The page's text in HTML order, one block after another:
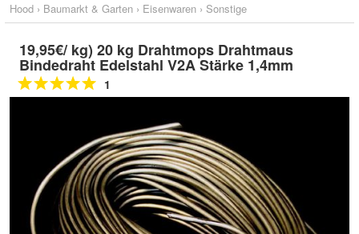
Hood › Baumarkt & Garten › Eisenwaren › Sonstige
19,95€/ kg) 20 kg Drahtmops Drahtmaus
Bindedraht Edelstahl V2A Stärke 1,4mm
1